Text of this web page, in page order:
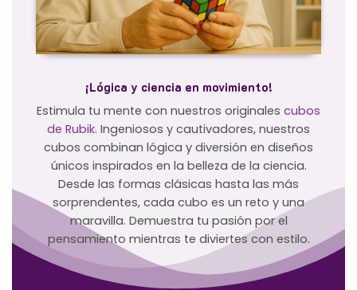
¡Lógica y ciencia en movimiento!
Estimula tu mente con nuestros originales cubos
de Rubik. Ingeniosos y cautivadores, nuestros
cubos combinan lógica y diversión en diseños
únicos inspirados en la belleza de la ciencia.
Desde las formas clásicas hasta las más
sorprendentes, cada cubo es un reto y una
maravilla. Demuestra tu pasión por el
pensamiento mientras te diviertes con estilo.